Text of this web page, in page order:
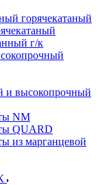
горячекатаный
г/к
и высокопрочный
NM
QUARD
из марганцевой